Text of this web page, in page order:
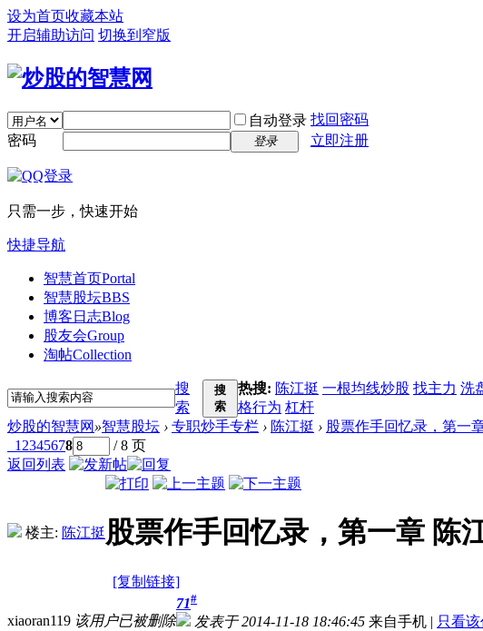
设为首页收藏本站
开启辅助访问 切换到窄版
自动登录 找回密码
密码
登录 立即注册
只需一步，快速开始
快捷导航
智慧首页Portal
智慧股坛BBS
博客日志Blog
股友会Group
淘帖Collection
搜
索
搜
索
热搜: 陈江挺 一根均线炒股 找主力 洗
格行为 杠杆
炒股的智慧网 »智慧股坛 › 专职炒手专栏 › 陈江挺 › 股票作手回忆录，第一
1 2345678
/ 8 页
返回列表
楼主: 陈江挺股票作手回忆录，第一章 陈
[复制链接]
xiaoran119 该用户已被删除
71#
发表于 2014-11-18 18:46:45 来自手机 | 只看